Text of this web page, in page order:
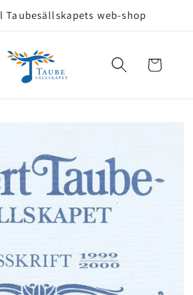
Taubesällskapets web-shop
Varukorg